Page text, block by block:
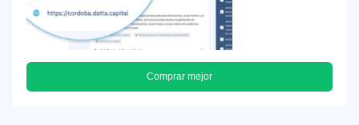
Comprar mejor